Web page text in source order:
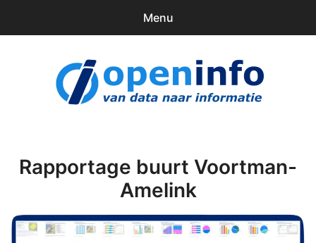
Menu
Downloads
Rapportage buurt Voortman-
Amelink